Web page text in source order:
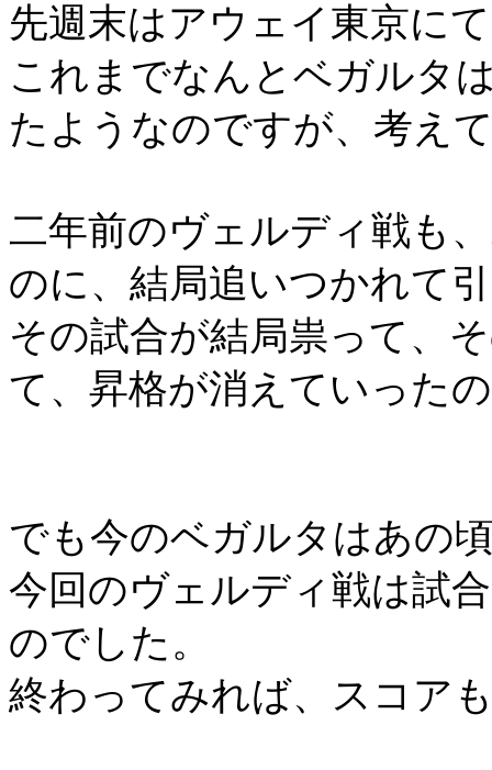
先週末はアウェイ東京に
これまでなんとベガルタ
たようなのですが、考え
二年前のヴェルディ戦も
のに、結局追いつかれて
その試合が結局祟って、
て、昇格が消えていった
でも今のベガルタはあの
今回のヴェルディ戦は試
のでした。
終わってみれば、スコア